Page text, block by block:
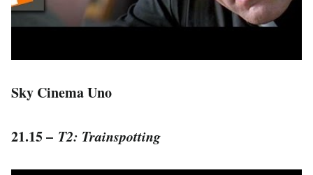
Sky Cinema Uno
21.15 – T2: Trainspotting